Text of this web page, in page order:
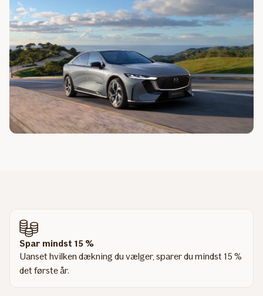
Spar mindst 15 %
Uanset hvilken dækning du vælger, sparer du mindst 15 %
det første år.